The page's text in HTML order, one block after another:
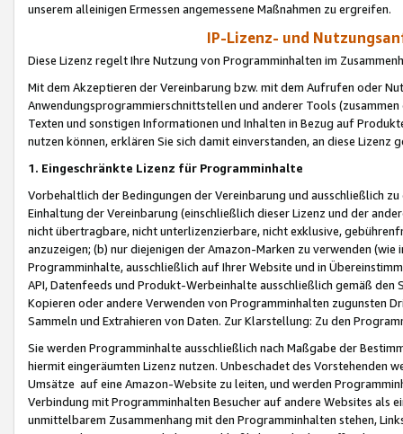
unserem alleinigen Ermessen angemessene Maßnahmen zu ergreifen.
IP-Lizenz- und
Diese Lizenz regelt Ihre Nutzung von Programminhalten im
Mit dem Akzeptieren der Vereinbarung bzw. mit dem Aufrufen oder
Anwendungsprogrammierschnittstellen und anderer Tools (zusammen
Texten und sonstigen Informationen und Inhalten in Bezug auf
nutzen können, erklären Sie sich damit einverstanden, an diese Lizenz
1. Eingeschränkte Lizenz für Programminhalte
Vorbehaltlich der Bedingungen der Vereinbarung und ausschließlich
Einhaltung der Vereinbarung (einschließlich dieser Lizenz und der
nicht übertragbare, nicht unterlizenzierbare, nicht exklusive,
anzuzeigen; (b) nur diejenigen der Amazon-Marken zu verwenden
Programminhalte, ausschließlich auf Ihrer Website und in
API, Datenfeeds und Produkt-Werbeinhalte ausschließlich gemäß
Kopieren oder andere Verwenden von Programminhalten zugunsten
Sammeln und Extrahieren von Daten. Zur Klarstellung: Zu den
Sie werden Programminhalte ausschließlich nach Maßgabe der
hiermit eingeräumten Lizenz nutzen. Unbeschadet des Vorstehenden
Umsätze auf eine Amazon-Website zu leiten, und werden
Verbindung mit Programminhalten Besucher auf andere Websites als
unmittelbarem Zusammenhang mit den Programminhalten stehen,